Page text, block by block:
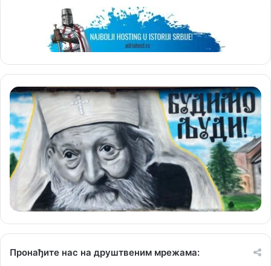
Пронађите нас на друштвеним мрежама: